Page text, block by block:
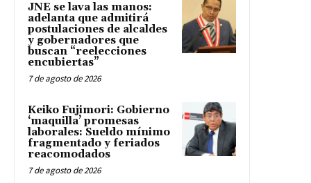
JNE se lava las manos:
adelanta que admitirá
postulaciones de alcaldes
y gobernadores que
buscan “reelecciones
encubiertas”
7 de agosto de 2026
Keiko Fujimori: Gobierno
‘maquilla’ promesas
laborales: Sueldo mínimo
fragmentado y feriados
reacomodados
7 de agosto de 2026